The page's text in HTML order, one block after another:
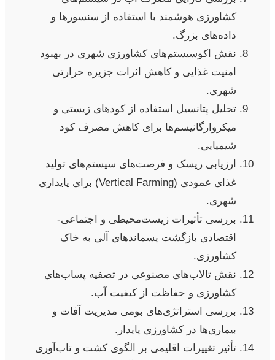
کشاورزی هوشمند با استفاده از سنسورها و
داده‌های بزرگ.
نقش اکوسیستم‌های کشاورزی شهری در بهبود
امنیت غذایی و کاهش اثرات جزیره حرارتی
شهری.
تحلیل پتانسیل استفاده از کودهای زیستی و
میکروارگانیسم‌ها برای کاهش مصرف کود
شیمیایی.
ارزیابی ریسک و فرصت‌های سیستم‌های تولید
غذای عمودی (Vertical Farming) برای پایداری
شهری.
بررسی تأثیرات زیست‌محیطی و اجتماعی-
اقتصادی بازگشت پسماندهای آلی به خاک
کشاورزی.
نقش تالاب‌های مصنوعی در تصفیه پساب‌های
کشاورزی و حفاظت از کیفیت آب.
بررسی استراتژی‌های بومی مدیریت آفات و
بیماری‌ها در کشاورزی پایدار.
تأثیر تغییرات اقلیمی بر الگوی کشت و تاب‌آوری